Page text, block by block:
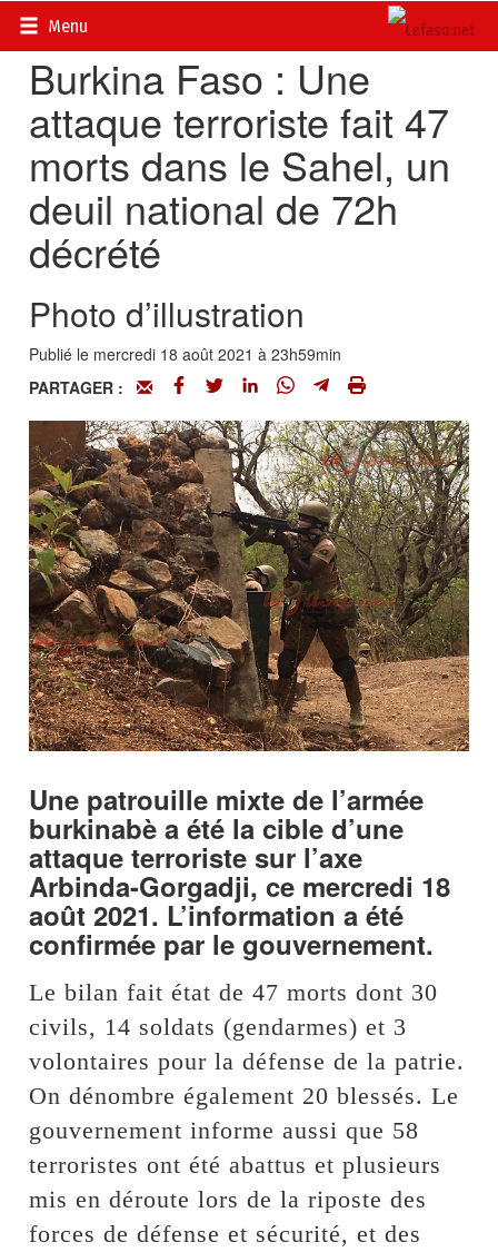
Menu
Accueil>
Burkina Faso : Une
attaque terroriste fait 47
morts dans le Sahel, un
deuil national de 72h
décrété
Photo d’illustration
Publié le mercredi 18 août 2021 à 23h59min
PARTAGER :
Une patrouille mixte de l’armée
burkinabè a été la cible d’une
attaque terroriste sur l’axe
Arbinda-Gorgadji, ce mercredi 18
août 2021. L’information a été
confirmée par le gouvernement.
Le bilan fait état de 47 morts dont 30
civils, 14 soldats (gendarmes) et 3
volontaires pour la défense de la patrie.
On dénombre également 20 blessés. Le
gouvernement informe aussi que 58
terroristes ont été abattus et plusieurs
mis en déroute lors de la riposte des
forces de défense et sécurité, et des